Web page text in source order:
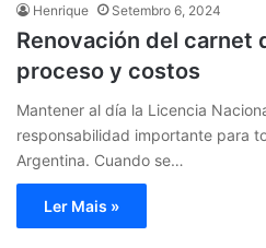
Henrique Setembro 6, 2024
Renovación del carnet
proceso y costos
Mantener al día la Licencia
responsabilidad importante para
Argentina. Cuando se…
Ler Mais »